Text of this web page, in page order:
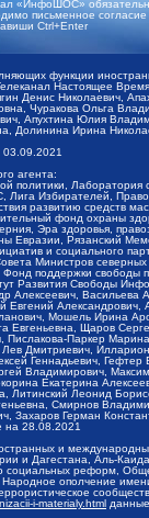
«ИнфоШОС»
письменное
Ctrl+Enter
функции
Настоящее
Денис Николаевич,
Чуракова Ольга
Апухтина Юлия
Долинина Ирина
03.09.2021
агента:
политики,
Избирателей,
развитию средств
фонд охраны
Эра здоровья,
Рязанский
и социального
северных
поддержки
Развития Свободы
Алексеевич,
Евгений
Мошель Ирина
Евгеньевна, Щаров
Паркер
Лев Дмитриевич,
Геннадьевич,
Владимирович,
Екатерина
Литинский Леонид
Смирнов
Захаров Герман
на 28.08.2021
и
и Дагестана, Аль-
социальных реформ,
ополчение
i-materialy.html